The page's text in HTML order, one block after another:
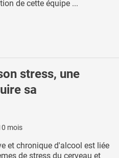
de cette équipe ...
stress, une
sa
mois
et chronique d'alcool est liée
de stress du cerveau et